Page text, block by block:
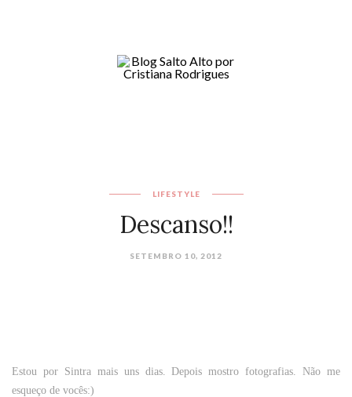
LIFESTYLE
Descanso!!
SETEMBRO 10, 2012
Estou por Sintra mais uns dias. Depois mostro fotografias. Não me
esqueço de vocês:)